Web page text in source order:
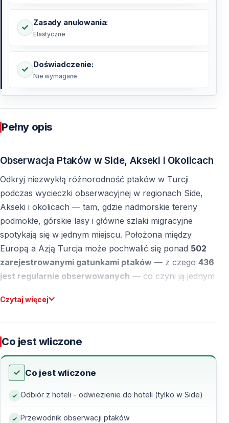
Zasady anulowania:
Elastyczne
Doświadczenie:
Nie wymagane
Pełny opis
Obserwacja Ptaków w Side, Akseki i Okolicach
Odkryj niezwykłą różnorodność ptaków w Turcji
podczas wycieczki obserwacyjnej w regionach Side,
Akseki i okolicach — tam, gdzie nadmorskie tereny
podmokłe, górskie lasy i główne szlaki migracyjne
spotykają się w jednym miejscu. Położona między
Europą a Azją Turcja może pochwalić się ponad 502
zarejestrowanymi gatunkami ptaków — z czego 436
jest regularnie obserwowanych — co czyni ją jednym
Europie.
Obserwacji Ptaków
Turcja leży na jednym z najważniejszych szlaków
migracji ptaków na świecie — każdego roku miliony
ptaków przemieszczają się przez Bosfor, Dardanele i
południową Anatolię. Region Antalyi — w tym Side i
Akseki — wyróżnia się wyjątkową różnorodnością
Czytaj więcej
Co jest wliczone
Co jest wliczone
Odbiór z hoteli - odwiezienie do hoteli (tylko w Side)
Przewodnik obserwacji ptaków